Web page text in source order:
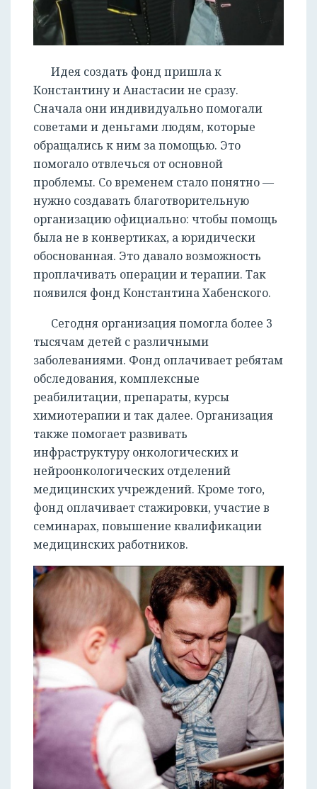
Идея создать фонд пришла к
Константину и Анастасии не сразу.
Сначала они индивидуально помогали
советами и деньгами людям, которые
обращались к ним за помощью. Это
помогало отвлечься от основной
проблемы. Со временем стало понятно —
нужно создавать благотворительную
организацию официально: чтобы помощь
была не в конвертиках, а юридически
обоснованная. Это давало возможность
проплачивать операции и терапии. Так
появился фонд Константина Хабенского.
Сегодня организация помогла более 3
тысячам детей с различными
заболеваниями. Фонд оплачивает ребятам
обследования, комплексные
реабилитации, препараты, курсы
химиотерапии и так далее. Организация
также помогает развивать
инфраструктуру онкологических и
нейроонкологических отделений
медицинских учреждений. Кроме того,
фонд оплачивает стажировки, участие в
семинарах, повышение квалификации
медицинских работников.